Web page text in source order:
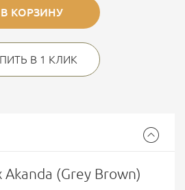
В КОРЗИНУ
В 1 КЛИК
Akanda (Grey Brown)